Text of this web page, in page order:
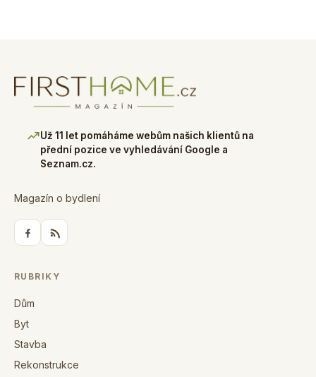
Už 11 let pomáháme webům našich klientů na
přední pozice ve vyhledávání Google a
Seznam.cz.
Magazín o bydlení
RUBRIKY
Dům
Byt
Stavba
Rekonstrukce